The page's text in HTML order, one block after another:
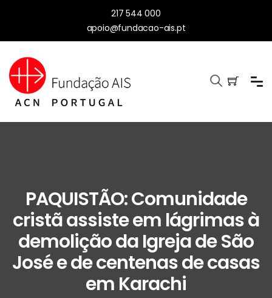
217 544 000
apoio@fundacao-ais.pt
PAQUISTÃO: Comunidade
cristã assiste em lágrimas à
demolição da Igreja de São
José e de centenas de casas
em Karachi